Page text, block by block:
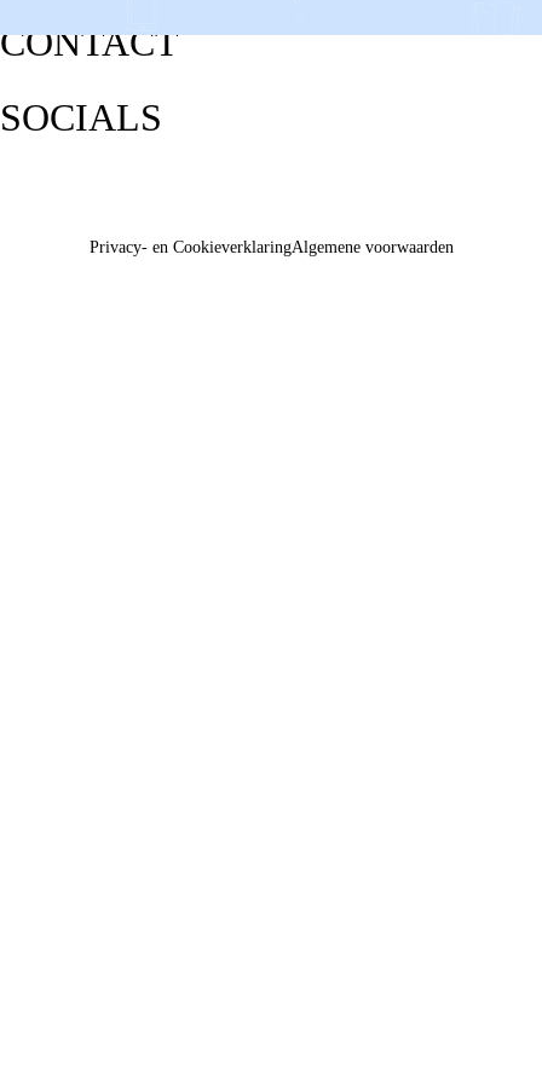
CONTACT
SOCIALS
Privacy- en CookieverklaringAlgemene voorwaarden